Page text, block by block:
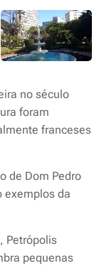
no século
foram
franceses
de Dom Pedro
exemplos da
Petrópolis
pequenas